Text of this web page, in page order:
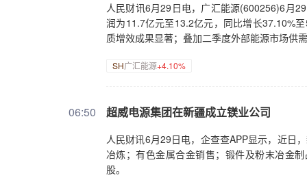
人民财讯6月29日电，广汇能源(600256)6月
润为11.7亿元至13.2亿元，同比增长37.10%
质增效成果显著；叠加二季度外部能源市场供
SH广汇能源+4.10%
06:50 超威电源集团在新疆成立镁业公司
人民财讯6月29日电，企查查APP显示，近日
冶炼；有色金属合金销售；锻件及粉末冶金
股。